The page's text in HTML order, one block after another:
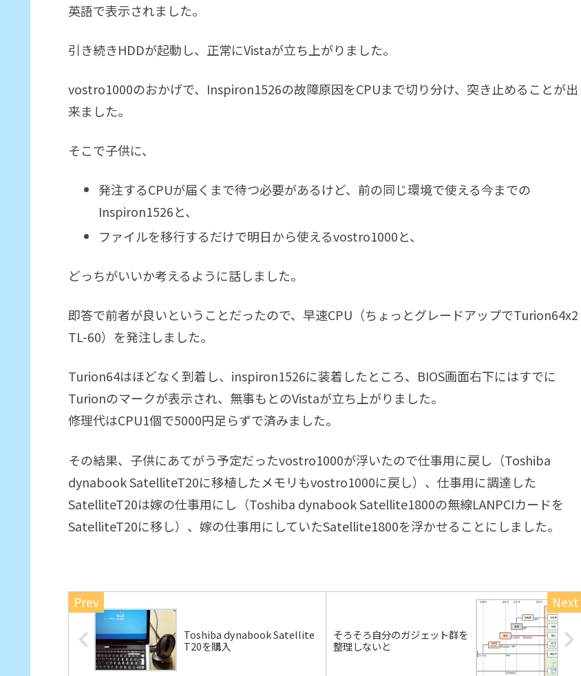
英語で表示されました。
引き続きHDDが起動し、正常にVistaが立ち上がりました。
vostro1000のおかげで、Inspiron1526の故障原因をCPUまで切り分け、突き止めることが出
来ました。
そこで子供に、
発注するCPUが届くまで待つ必要があるけど、前の同じ環境で使える今までの
Inspiron1526と、
ファイルを移行するだけで明日から使えるvostro1000と、
どっちがいいか考えるように話しました。
即答で前者が良いということだったので、早速CPU（ちょっとグレードアップでTurion64x2
TL-60）を発注しました。
Turion64はほどなく到着し、inspiron1526に装着したところ、BIOS画面右下にはすでに
Turionのマークが表示され、無事もとのVistaが立ち上がりました。
修理代はCPU1個で5000円足らずで済みました。
その結果、子供にあてがう予定だったvostro1000が浮いたので仕事用に戻し（Toshiba
dynabook SatelliteT20に移植したメモリもvostro1000に戻し）、仕事用に調達した
SatelliteT20は嫁の仕事用にし（Toshiba dynabook Satellite1800の無線LANPCIカードを
SatelliteT20に移し）、嫁の仕事用にしていたSatellite1800を浮かせることにしました。
Toshiba dynabook Satellite
T20を購入
そろそろ自分のガジェット群を
整理しないと